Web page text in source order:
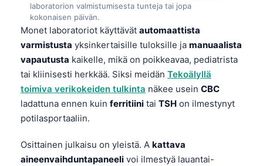
laboratorion valmistumisesta tunteja tai jopa
kokonaisen päivän.
Monet laboratoriot käyttävät automaattista
varmistusta yksinkertaisille tuloksille ja manuaalista
vapautusta kaikelle, mikä on poikkeavaa, pediatrista
tai kliinisesti herkkää. Siksi meidän Tekoälyllä
toimiva verikokeiden tulkinta näkee usein CBC
ladattuna ennen kuin ferritiini tai TSH on ilmestynyt
potilasportaaliin.
Osittainen julkaisu on yleistä. A kattava
aineenvaihduntapaneeli voi ilmestyä lauantai-